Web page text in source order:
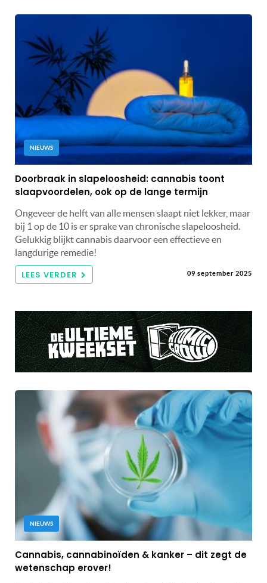
NIEUWS
Doorbraak in slapeloosheid: cannabis toont
slaapvoordelen, ook op de lange termijn
Ongeveer de helft van alle mensen slaapt niet lekker, maar
bij 1 op de 10 is er sprake van chronische slapeloosheid.
Gelukkig blijkt cannabis daarvoor een effectieve en
langdurige remedie!
LEES VERDER 09 september 2025
NIEUWS
Cannabis, cannabinoïden & kanker – dit zegt de
wetenschap erover!